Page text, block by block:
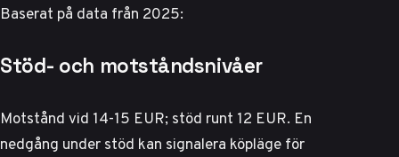
Baserat på data från 2025:
Stöd- och motståndsnivåer
Motstånd vid 14-15 EUR; stöd runt 12 EUR. En
nedgång under stöd kan signalera köpläge för